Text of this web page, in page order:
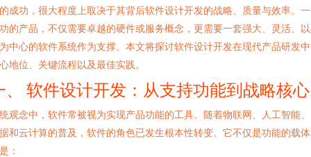
成功，很大程度上取决于其背后软件设计开发的战略、质量与效率。
的产品，不仅需要卓越的硬件或服务概念，更需要一套强大、灵活、
中心的软件系统作为支撑。本文将探讨软件设计开发在现代产品研发
地位、关键流程以及最佳实践。
、 软件设计开发：从支持功能到战略核心
观念中，软件常被视为实现产品功能的工具。随着物联网、人工智能
和云计算的普及，软件的角色已发生根本性转变。它不仅是功能的载
：